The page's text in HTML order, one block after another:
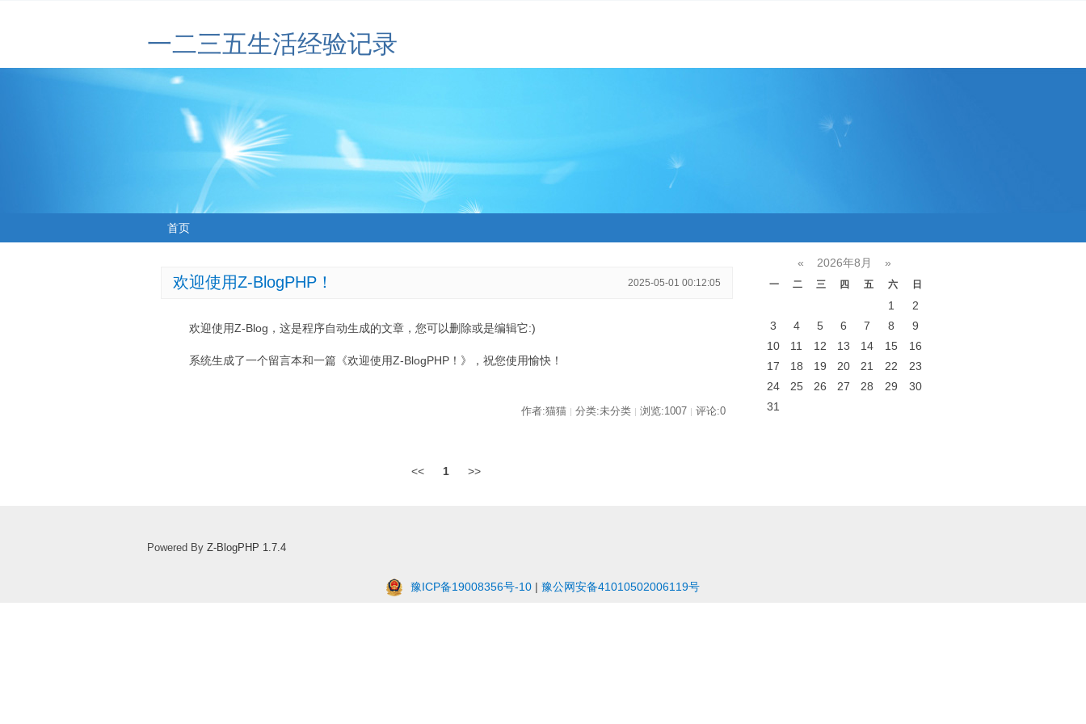
一二三五生活经验记录
首页
欢迎使用Z-BlogPHP！ 2025-05-01 00:12:05
欢迎使用Z-Blog，这是程序自动生成的文章，您可以删除或是编辑它:)
系统生成了一个留言本和一篇《欢迎使用Z-BlogPHP！》，祝您使用愉快！
作者:猫猫 | 分类:未分类 | 浏览:1007 | 评论:0
<< 1 >>
« 2026年8月 »
一 二 三 四 五 六 日
1
2
3
4 5 6 7 8
9
10
11 12 13 14 15
16
17
18 19 20 21 22
23
24
25 26 27 28 29
30
31
Powered By Z-BlogPHP 1.7.4
豫ICP备19008356号-10 | 豫公网安备41010502006119号